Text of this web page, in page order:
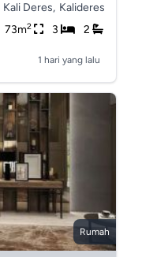
Kali Deres, Kalideres
73m2 3 2
1 hari yang lalu
Rumah